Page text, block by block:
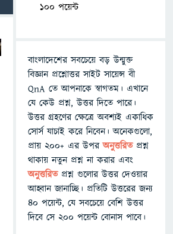
100 পয়েন্ট
বাংলাদেশের সবচেয়ে বড় উন্মুক্ত
বিজ্ঞান প্রশ্নোত্তর সাইট সায়েন্স বী
QnA তে আপনাকে স্বাগতম। এখানে
যে কেউ প্রশ্ন, উত্তর দিতে পারে।
উত্তর গ্রহণের ক্ষেত্রে অবশ্যই একাধিক
সোর্স যাচাই করে নিবেন। অনেকগুলো,
প্রায় ২০০+ এর উপরঅনুত্তরিতপ্রশ্ন
থাকায় নতুন প্রশ্ন না করার এবং
অনুত্তরিত প্রশ্ন গুলোর উত্তর দেওয়ার
আহ্বান জানাচ্ছি। প্রতিটি উত্তরের জন্য
৪০ পয়েন্ট, যে সবচেয়ে বেশি উত্তর
দিবে সে ২০০ পয়েন্ট বোনাস পাবে।